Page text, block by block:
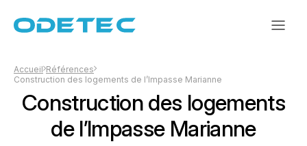
Accueil Références
Construction des logements de l’Impasse Marianne
Construction des logements
de l’Impasse Marianne